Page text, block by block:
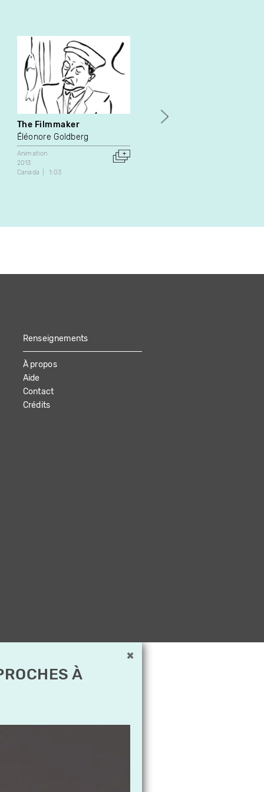
The Filmmaker
Éléonore Goldberg
Animation
2013
Canada
1:03
Le passage de la ligne
Renseignements
À propos
Aide
Contact
Crédits